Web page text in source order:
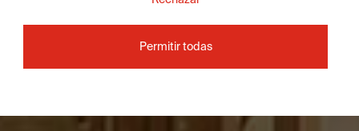
Permitir todas